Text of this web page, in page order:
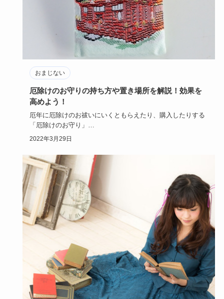
おまじない
厄除けのお守りの持ち方や置き場所を解説！効果を
高めよう！
厄年に厄除けのお祓いにいくともらえたり、購入したりする
「厄除けのお守り」
正しい持ち方をしていないと、効果が低くなったり…
2022年3月29日